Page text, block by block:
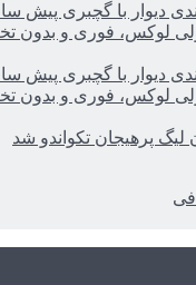
دیوار با گچبری پیش
لوکس، فوری و بدون
دیوار با گچبری پیش
لوکس، فوری و بدون
لیگ پرهیجان تکواندو شد